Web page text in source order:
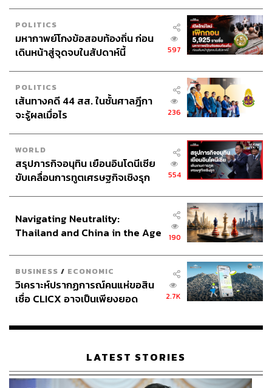
POLITICS
มหากาพย์โกงข้อสอบท้องถิ่น ก่อน
เดินหน้าสู่จุดจบในสัปดาห์นี้
597
POLITICS
เส้นทางคดี 44 สส. ในชั้นศาลฎีกา
จะรู้ผลเมื่อไร
236
WORLD
สรุปภารกิจอนุทิน เยือนอินโดนีเซีย
ขับเคลื่อนการทูตเศรษฐกิจเชิงรุก
554
Navigating Neutrality:
Thailand and China in the Age
190
BUSINESS / ECONOMIC
วิเคราะห์ปรากฏการณ์คนแห่ขอสิน
เชื่อ CLICX อาจเป็นเพียงยอด
เรือนไทยที่ถูกซุกไว้
2.7K
LATEST STORIES